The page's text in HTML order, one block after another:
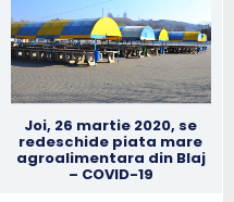
Joi, 26 martie 2020, se
redeschide piata mare
agroalimentara din Blaj
– COVID-19